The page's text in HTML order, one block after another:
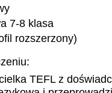
7-8 klasa
rozszerzony)
TEFL z